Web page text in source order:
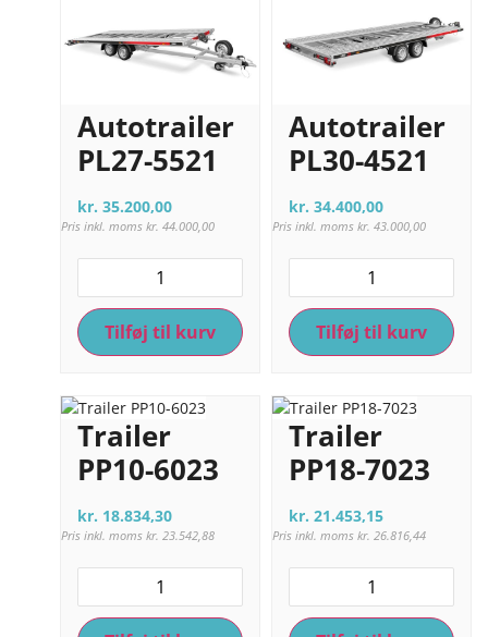
Autotrailer
PL27-5521
kr. 35.200,00
Pris inkl. moms kr. 44.000,00
Tilføj til kurv
Autotrailer
PL30-4521
kr. 34.400,00
Pris inkl. moms kr. 43.000,00
Tilføj til kurv
Trailer
PP10-6023
kr. 18.834,30
Pris inkl. moms kr. 23.542,88
Trailer
PP18-7023
kr. 21.453,15
Pris inkl. moms kr. 26.816,44